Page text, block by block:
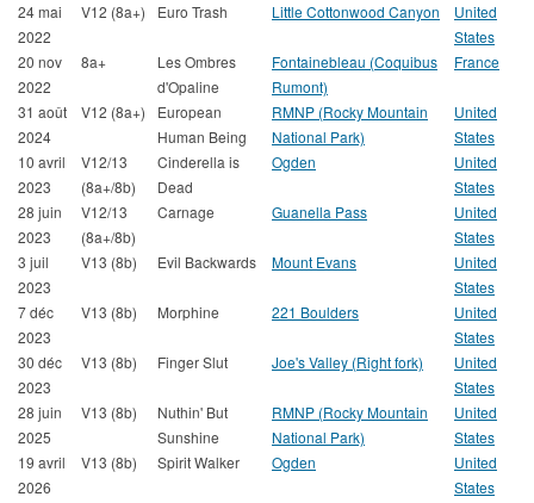
24 mai
2022
V12 (8a+) Euro Trash Little Cottonwood Canyon
United
States
20 nov
2022
8a+
Les Ombres
d'Opaline
Fontainebleau (Coquibus
Rumont)
France
31 août
2024
V12 (8a+)
European
Human Being
RMNP (Rocky Mountain
National Park)
United
States
10 avril
2023
V12/13
(8a+/8b)
Cinderella is
Dead
Ogden
United
States
28 juin
2023
V12/13
(8a+/8b)
Carnage Guanella Pass
United
States
3 juil
2023
V13 (8b) Evil Backwards Mount Evans
United
States
7 déc
2023
V13 (8b) Morphine 221 Boulders
United
States
30 déc
2023
V13 (8b) Finger Slut Joe's Valley (Right fork)
United
States
28 juin
2025
V13 (8b)
Nuthin' But
Sunshine
RMNP (Rocky Mountain
National Park)
United
States
19 avril
2026
V13 (8b) Spirit Walker Ogden
United
States